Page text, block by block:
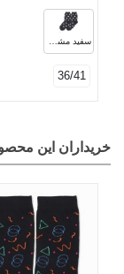
سفید مشکی
36/41
خریداران این